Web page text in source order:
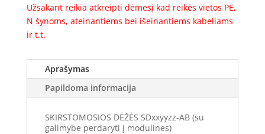
Užsakant reikia atkreipti dėmesį kad reikės vietos PE,
N šynoms, ateinantiems bei išeinantiems kabeliams
ir t.t.
Aprašymas
Papildoma informacija
SKIRSTOMOSIOS DĖŽĖS SDxxyyzz-AB (su
galimybe perdaryti į modulines)